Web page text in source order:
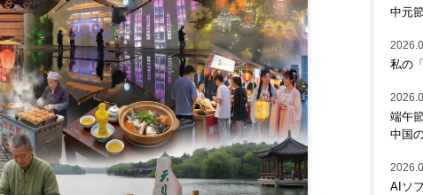
中元
私の
端午
中国
AIソ